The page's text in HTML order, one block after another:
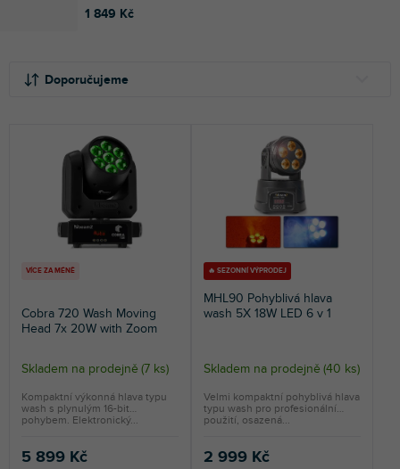
1 849 Kč
Doporučujeme
NEJPRODÁVANĚJŠÍ
ABECEDNĚ
VÍCE ZA MÉNĚ
Cobra 720 Wash Moving
Head 7x 20W with Zoom
Průměrné
hodnocení
produktu
je
4,5
Skladem na prodejně (7 ks)
5 899 Kč
Kompaktní výkonná hlava typu
wash s plynulým 16-bit
pohybem. Elektronický...
🔥 SEZONNÍ VÝPRODEJ
MHL90 Pohyblivá hlava
wash 5X 18W LED 6 v 1
Skladem na prodejně (40 ks)
2 999 Kč
Velmi kompaktní pohyblivá hlava
typu wash pro profesionální
použití, osazená...